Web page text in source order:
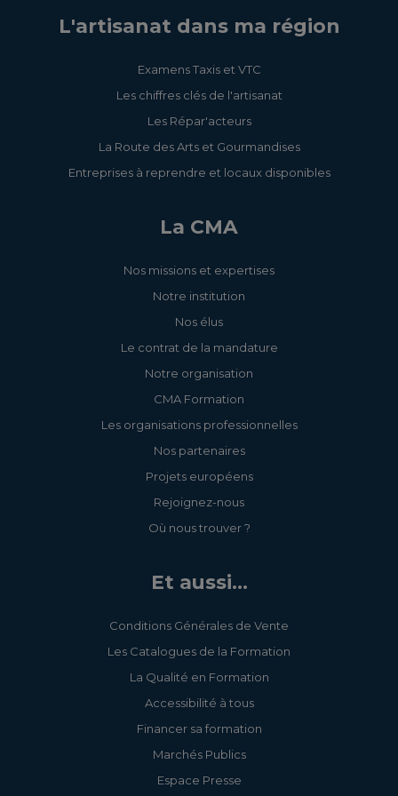
homme/femme
de prothèses ongulaires
3.5.116 - Maîtrisez les
3.5.117 - Maîtrisez les
techniques du Brow Lift -
Sourcils et embellissement
du regard
technique d'épilation au fil
3.5.52 - Améliorez votre
geste d'épilation au fil
3.5.131 - Lumière Pulsée
Intense (IPL) : Mettez-vous
3.5.132 - LASER : Mettez-
vous en conformité
3.5.6 - Pratiquez
l'extension de cils semi-
tube
3.5.143 - Montez,
la vérification journalière des
échafaudages de pied - R408
L'artisanat dans ma région
Examens Taxis et VTC
Les chiffres clés de l'artisanat
Les Répar'acteurs
La Route des Arts et Gourmandises
Entreprises à reprendre et locaux disponibles
La CMA
Nos missions et expertises
Notre institution
Nos élus
Le contrat de la mandature
Notre organisation
CMA Formation
Les organisations professionnelles
Nos partenaires
Projets européens
Rejoignez-nous
Où nous trouver ?
Et aussi...
Conditions Générales de Vente
Les Catalogues de la Formation
La Qualité en Formation
Accessibilité à tous
Financer sa formation
Marchés Publics
Espace Presse